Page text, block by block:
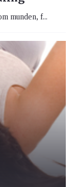
munden, f...